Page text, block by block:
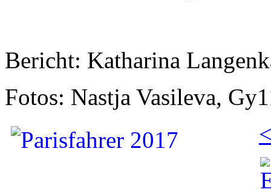
Bericht: Katharina
Fotos: Nastja Vasileva,